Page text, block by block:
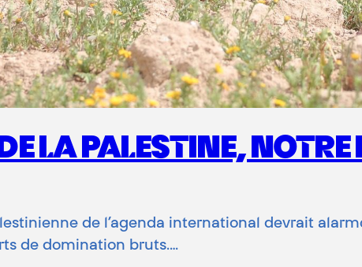
LA PALESTINE,
de l’agenda international devrait
de domination bruts.…